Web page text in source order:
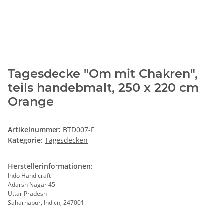
Tagesdecke "Om mit Chakren",
teils handebmalt, 250 x 220 cm
Orange
Artikelnummer: BTD007-F
Kategorie: Tagesdecken
Herstellerinformationen:
Indo Handicraft
Adarsh Nagar 45
Uttar Pradesh
Saharnapur, Indien, 247001